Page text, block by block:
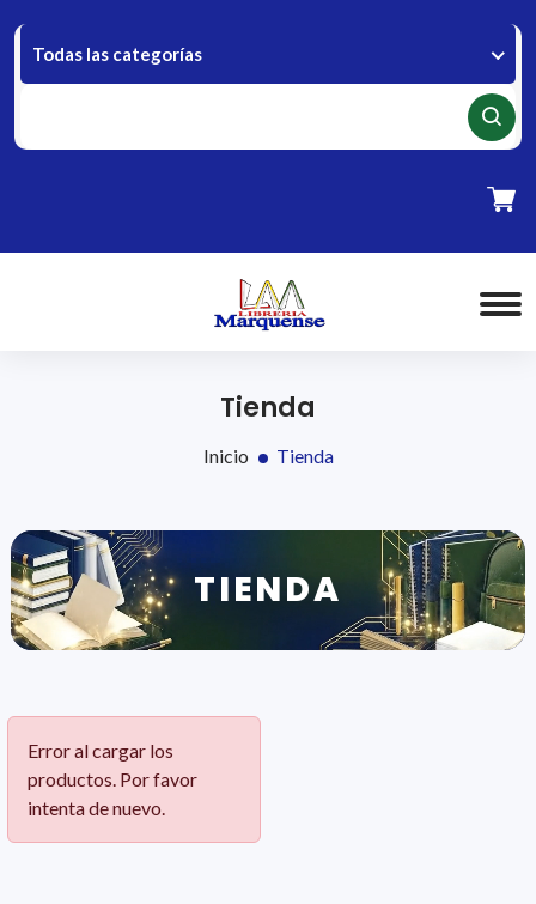
Todas las categorías
Tienda
Inicio Tienda
TIENDA
Error al cargar los
productos. Por favor
intenta de nuevo.